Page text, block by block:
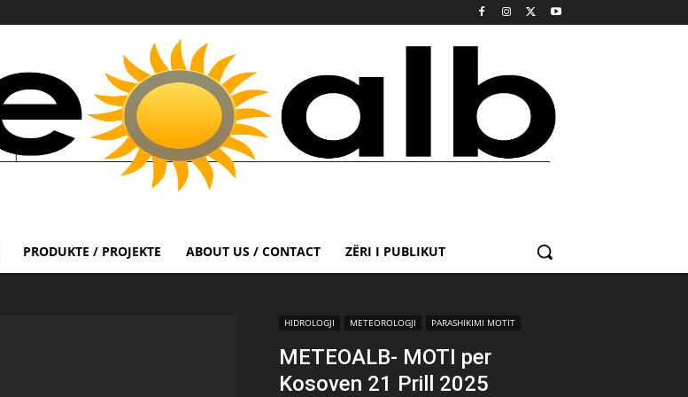
PRODUKTE / PROJEKTE ABOUT US / CONTACT ZËRI I PUBLIKUT
HIDROLOGJI METEOROLOGJI PARASHIKIMI MOTIT
METEOALB- MOTI per
Kosoven 21 Prill 2025